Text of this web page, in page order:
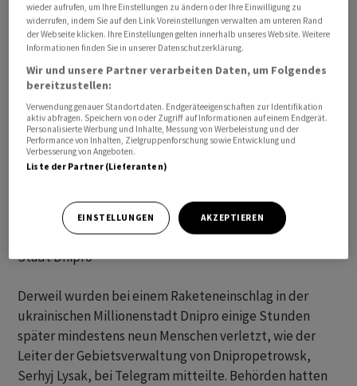
Neun Verletzte bei Raketeneinschlag in ukrainischer
Stadt Dnipro
Derweil wurden bei einem Raketeneinschlag in der
ukrainischen Millionenstadt Dnipro einige Stunden
später mindestens neun Menschen verletzt, wie der
Leiter der Gebietsverwaltung von Dnipropetrowsk,
Serhyj Lysak, bei Telegram mitteilte. Behörden hatten
wieder aufrufen, um Ihre Einstellungen zu ändern oder Ihre Einwilligung zu
widerrufen, indem Sie auf den Link Voreinstellungen verwalten am unteren Rand
der Webseite klicken. Ihre Einstellungen gelten innerhalb unseres Website. Weitere
Informationen finden Sie in unserer Datenschutzerklärung.
Wir und unsere Partner verarbeiten Daten, um Folgendes
bereitzustellen:
Verwendung genauer Standortdaten. Endgeräteeigenschaften zur Identifikation
aktiv abfragen. Speichern von oder Zugriff auf Informationen auf einem Endgerät.
Personalisierte Werbung und Inhalte, Messung von Werbeleistung und der
Performance von Inhalten, Zielgruppenforschung sowie Entwicklung und
Verbesserung von Angeboten.
Liste der Partner (Lieferanten)
EINSTELLUNGEN AKZEPTIEREN